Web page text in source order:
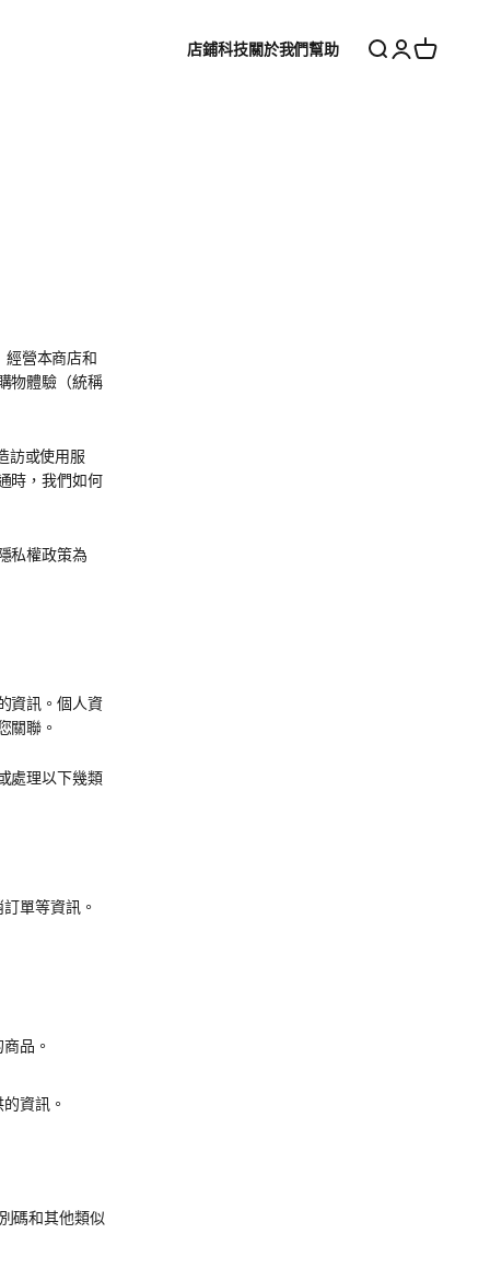
店鋪科技關於我們幫助 搜尋 登入購物車
經營本商店和
物體驗（統稱
訪或使用服
時，我們如何
私權政策為
資訊。個人資
關聯。
處理以下幾類
單等資訊。
品。
資訊。
碼和其他類似